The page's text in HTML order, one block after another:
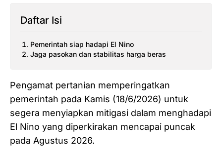
Daftar Isi
Pemerintah siap hadapi El Nino
Jaga pasokan dan stabilitas harga beras
Pengamat pertanian memperingatkan
pemerintah pada Kamis (18/6/2026) untuk
segera menyiapkan mitigasi dalam menghadapi
El Nino yang diperkirakan mencapai puncak
pada Agustus 2026.